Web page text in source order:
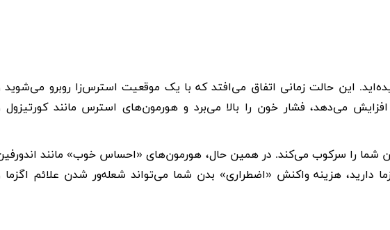
این حالت زمانی اتفاق می‌افتد که با یک موقعیت استرس‌زا روبرو می‌شوید
می‌دهد، فشار خون را بالا می‌برد و هورمون‌های استرس مانند کورتیزول
شما را سرکوب می‌کند. در همین حال، هورمون‌های «احساس خوب» مانند
دارید، هزینه واکنش «اضطراری» بدن شما می‌تواند شعله‌ور شدن علائم اگزما